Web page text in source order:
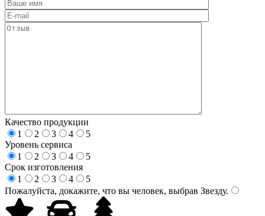
Качество продукции
1
2 3 4
5
Уровень сервиса
1
2 3 4
5
Срок изготовления
1
2 3 4
5
Пожалуйста, докажите, что вы человек, выбрав Звезду.